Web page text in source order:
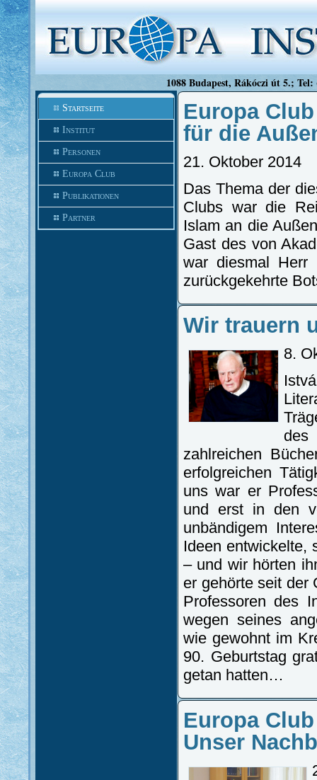
1088 Budapest, Rákóczi út 5.;
Startseite
Institut
Personen
Europa Club
Publikationen
Partner
Europa
für die
21. Oktober 2014
Das Thema der
Clubs war die
Islam an die
Gast des von
war diesmal Herr
zurückgekehrte
Wir trauern
8.
zahlreichen
erfolgreichen
uns war er
und erst in den
unbändigem
Ideen entwickelte,
– und wir hörten
er gehörte seit der
Professoren des
wegen seines
wie gewohnt im
90. Geburtstag
getan hatten…
Europa
Unser